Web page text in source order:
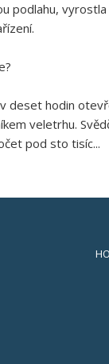
podlahu,
deset hodin
veletrhu.
pod sto tisíc...